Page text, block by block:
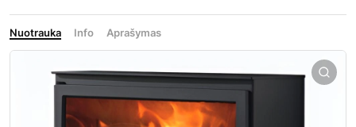
Nuotrauka Info Aprašymas